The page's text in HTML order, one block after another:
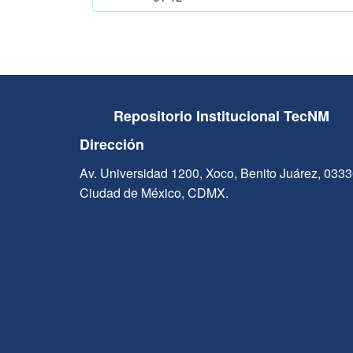
Repositorio Institucional TecNM
Dirección
Av. Universidad 1200, Xoco, Benito Juárez,
Ciudad de México, CDMX.